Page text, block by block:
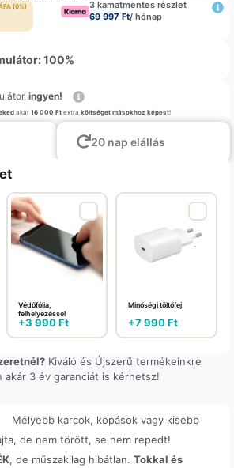
(0%)
3 kamatmentes részlet
69 997 Ft/ hónap
100%
ingyen!
akár 16 000 Ftextra költséget másokhoz képest!
20 nap elállás
Védőfólia,
felhelyezéssel
+3 990Ft
Minőségi töltőfej
+7 990Ft
Kiváló és Újszerű termékeinkre
akár 3 év garanciát is kérhetsz!
Mélyebb karcok, kopások vagy kisebb
de nem törött, se nem repedt!
, de műszakilag hibátlan. Tokkal és